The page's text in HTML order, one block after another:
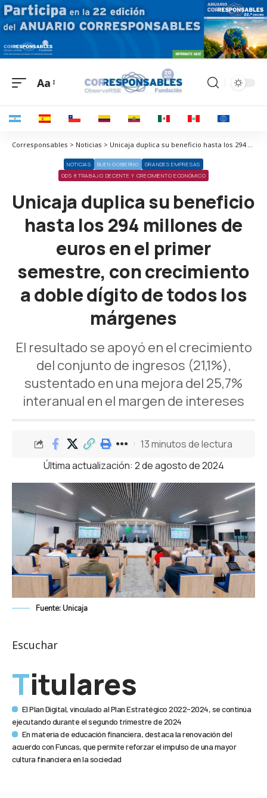
Aa
Corresponsables > Noticias > Unicaja duplica su beneficio hasta los 294 millones de euros en el primer semestre, con crecimiento a doble dígito de todos los márgenes
NOTICIAS BUEN GOBIERNO
GRANDES EMPRESAS
ODS 8 TRABAJO DECENTE Y CRECIMIENTO ECONÓMICO
Unicaja duplica su beneficio
hasta los 294 millones de
euros en el primer
semestre, con crecimiento
a doble dígito de todos los
márgenes
El resultado se apoyó en el crecimiento
del conjunto de ingresos (21,1%),
sustentado en una mejora del 25,7%
interanual en el margen de intereses
Última actualización: 2 de agosto de 2024
13 minutos de lectura
Fuente: Unicaja
Escuchar
Titulares
El Plan Digital, vinculado al Plan Estratégico 2022-2024, se continúa
ejecutando durante el segundo trimestre de 2024
En materia de educación financiera, destaca la renovación del
acuerdo con Funcas, que permite reforzar el impulso de una mayor
cultura financiera en la sociedad